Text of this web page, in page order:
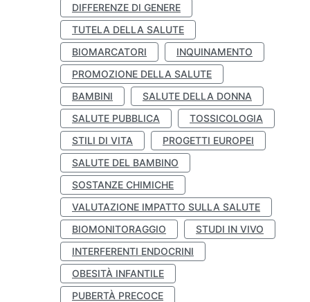
DIFFERENZE DI GENERE
TUTELA DELLA SALUTE
BIOMARCATORI
INQUINAMENTO
PROMOZIONE DELLA SALUTE
BAMBINI
SALUTE DELLA DONNA
SALUTE PUBBLICA
TOSSICOLOGIA
STILI DI VITA
PROGETTI EUROPEI
SALUTE DEL BAMBINO
SOSTANZE CHIMICHE
VALUTAZIONE IMPATTO SULLA SALUTE
BIOMONITORAGGIO
STUDI IN VIVO
INTERFERENTI ENDOCRINI
OBESITÀ INFANTILE
PUBERTÀ PRECOCE